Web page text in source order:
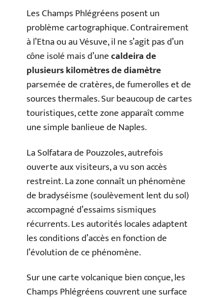
Les Champs Phlégréens posent un
problème cartographique. Contrairement
à l’Etna ou au Vésuve, il ne s’agit pas d’un
cône isolé mais d’unecaldeira de
plusieurs kilomètres de diamètre
parsemée de cratères, de fumerolles et de
sources thermales. Sur beaucoup de cartes
touristiques, cette zone apparaît comme
une simple banlieue de Naples.
La Solfatara de Pouzzoles, autrefois
ouverte aux visiteurs, a vu son accès
restreint. La zone connaît un phénomène
de bradyséisme (soulèvement lent du sol)
accompagné d’essaims sismiques
récurrents. Les autorités locales adaptent
les conditions d’accès en fonction de
l’évolution de ce phénomène.
Sur une carte volcanique bien conçue, les
Champs Phlégréens couvrent une surface